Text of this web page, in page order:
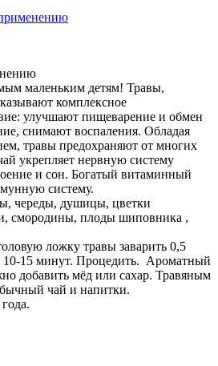
маленьким детям! Травы,
комплексное
улучшают пищеварение и обмен
снимают воспаления. Обладая
травы предохраняют от многих
укрепляет нервную систему
и сон. Богатый витаминный
систему.
череды, душицы, цветки
смородины, плоды шиповника ,
ложку травы заварить 0,5
10-15 минут. Процедить. Ароматный
добавить мёд или сахар. Травяным
чай и напитки.